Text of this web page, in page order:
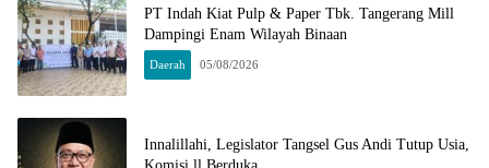
PT Indah Kiat Pulp & Paper Tbk. Tangerang Mill
Dampingi Enam Wilayah Binaan
Daerah 05/08/2026
Innalillahi, Legislator Tangsel Gus Andi Tutup Usia,